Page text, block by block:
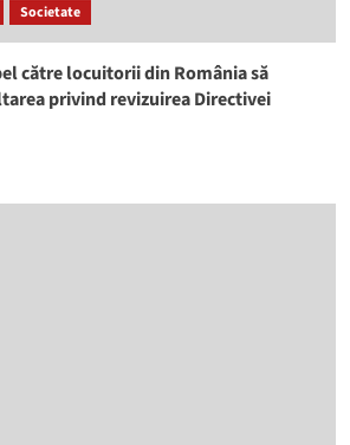
Societate
către locuitorii din România să
privind revizuirea Directivei